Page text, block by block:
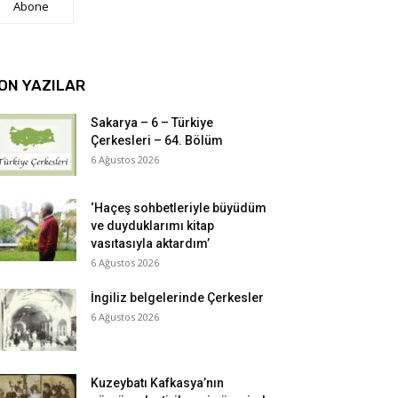
Abone
YAZILAR
Sakarya – 6 – Türkiye
Çerkesleri – 64. Bölüm
6 Ağustos 2026
‘Haçeş sohbetleriyle büyüdüm
ve duyduklarımı kitap
vasıtasıyla aktardım’
6 Ağustos 2026
İngiliz belgelerinde Çerkesler
6 Ağustos 2026
Kuzeybatı Kafkasya’nın